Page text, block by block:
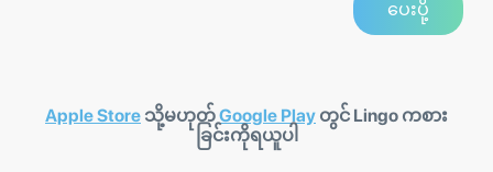
Apple Store သို့မဟုတ်Google Play တွင် Lingo ကစား
ခြင်းကိုရယူပါ